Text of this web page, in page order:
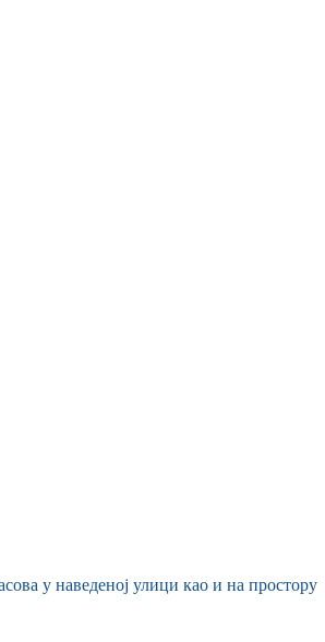
у наведеној улици као и на простору